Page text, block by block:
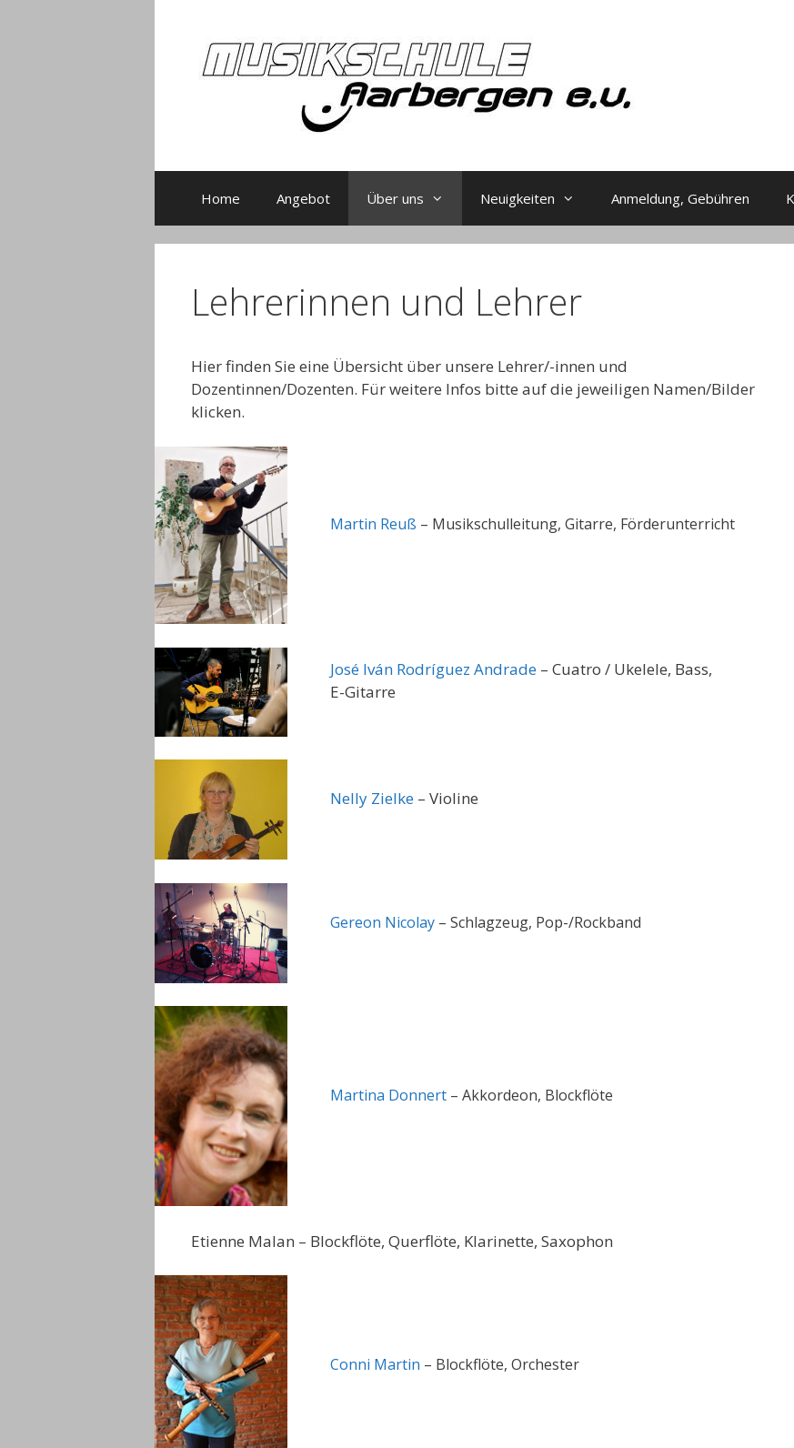
Home Angebot Über uns Neuigkeiten Anmeldung, Gebühren
Lehrerinnen und Lehrer
Hier finden Sie eine Übersicht über unsere Lehrer/-innen und
Dozentinnen/Dozenten. Für weitere Infos bitte auf die jeweiligen Namen/Bilder
klicken.
Martin Reuß – Musikschulleitung, Gitarre, Förderunterricht
José Iván Rodríguez Andrade – Cuatro / Ukelele, Bass,
E-Gitarre
Nelly Zielke – Violine
Gereon Nicolay – Schlagzeug, Pop-/Rockband
Martina Donnert – Akkordeon, Blockflöte
Etienne Malan – Blockflöte, Querflöte, Klarinette, Saxophon
Conni Martin – Blockflöte, Orchester